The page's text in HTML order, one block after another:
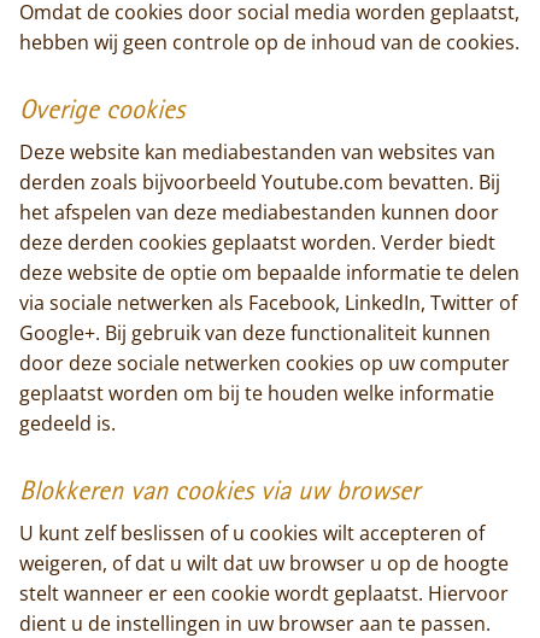
Omdat de cookies door social media worden geplaatst,
hebben wij geen controle op de inhoud van de cookies.
Overige cookies
Deze website kan mediabestanden van websites van
derden zoals bijvoorbeeld Youtube.com bevatten. Bij
het afspelen van deze mediabestanden kunnen door
deze derden cookies geplaatst worden. Verder biedt
deze website de optie om bepaalde informatie te delen
via sociale netwerken als Facebook, LinkedIn, Twitter of
Google+. Bij gebruik van deze functionaliteit kunnen
door deze sociale netwerken cookies op uw computer
geplaatst worden om bij te houden welke informatie
gedeeld is.
Blokkeren van cookies via uw browser
U kunt zelf beslissen of u cookies wilt accepteren of
weigeren, of dat u wilt dat uw browser u op de hoogte
stelt wanneer er een cookie wordt geplaatst. Hiervoor
dient u de instellingen in uw browser aan te passen.